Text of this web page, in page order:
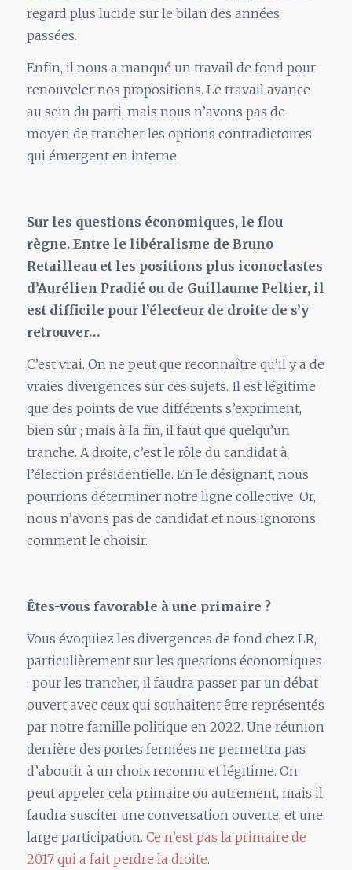
regard plus lucide sur le bilan des années
passées.
Enfin, il nous a manqué un travail de fond pour
renouveler nos propositions. Le travail avance
au sein du parti, mais nous n’avons pas de
moyen de trancher les options contradictoires
qui émergent en interne.
Sur les questions économiques, le flou
règne. Entre le libéralisme de Bruno
Retailleau et les positions plus iconoclastes
d’Aurélien Pradié ou de Guillaume Peltier, il
est difficile pour l’électeur de droite de s’y
retrouver…
C’est vrai. On ne peut que reconnaître qu’il y a de
vraies divergences sur ces sujets. Il est légitime
que des points de vue différents s’expriment,
bien sûr ; mais à la fin, il faut que quelqu’un
tranche. A droite, c’est le rôle du candidat à
l’élection présidentielle. En le désignant, nous
pourrions déterminer notre ligne collective. Or,
nous n’avons pas de candidat et nous ignorons
comment le choisir.
Êtes-vous favorable à une primaire ?
Vous évoquiez les divergences de fond chez LR,
particulièrement sur les questions économiques
: pour les trancher, il faudra passer par un débat
ouvert avec ceux qui souhaitent être représentés
par notre famille politique en 2022. Une réunion
derrière des portes fermées ne permettra pas
d’aboutir à un choix reconnu et légitime. On
peut appeler cela primaire ou autrement, mais il
faudra susciter une conversation ouverte, et une
large participation. Ce n’est pas la primaire de
2017 qui a fait perdre la droite.